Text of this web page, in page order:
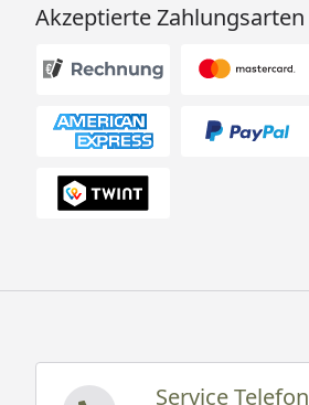
Akzeptierte Zahlungsarten
Service Telefon